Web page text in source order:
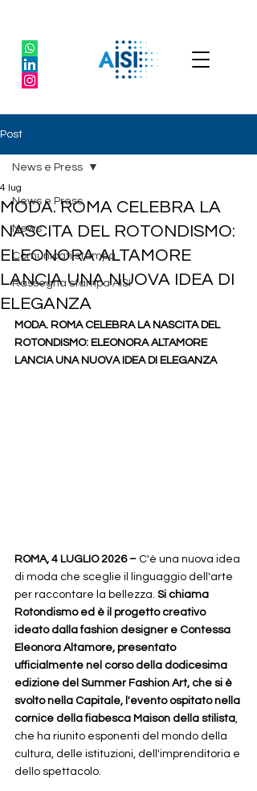
Post
News e Press
News
Comunicati stampa
Rassegna stampa AISI
News e Press
MODA. ROMA CELEBRA LA
NASCITA DEL ROTONDISMO:
ELEONORA ALTAMORE
LANCIA UNA NUOVA IDEA DI
ELEGANZA
4 lug
MODA. ROMA CELEBRA LA NASCITA DEL
ROTONDISMO: ELEONORA ALTAMORE
LANCIA UNA NUOVA IDEA DI ELEGANZA
ROMA, 4 LUGLIO 2026 – C'è una nuova idea
di moda che sceglie il linguaggio dell'arte
per raccontare la bellezza. Si chiama
Rotondismo ed è il progetto creativo
ideato dalla fashion designer e Contessa
Eleonora Altamore, presentato
ufficialmente nel corso della dodicesima
edizione del Summer Fashion Art, che si è
svolto nella Capitale, l'evento ospitato nella
cornice della fiabesca Maison della stilista,
che ha riunito esponenti del mondo della
cultura, delle istituzioni, dell'imprenditoria e
dello spettacolo.